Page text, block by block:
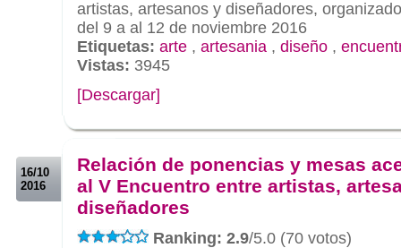
artistas, artesanos y diseñadores,
del 9 a al 12 de noviembre 2016
Etiquetas: arte , artesania , diseño ,
Vistas: 3945
[Descargar]
16/10
2016
Relación de ponencias y mesas
al V Encuentro entre artistas,
diseñadores
Ranking: 2.9/5.0 (70 votos)